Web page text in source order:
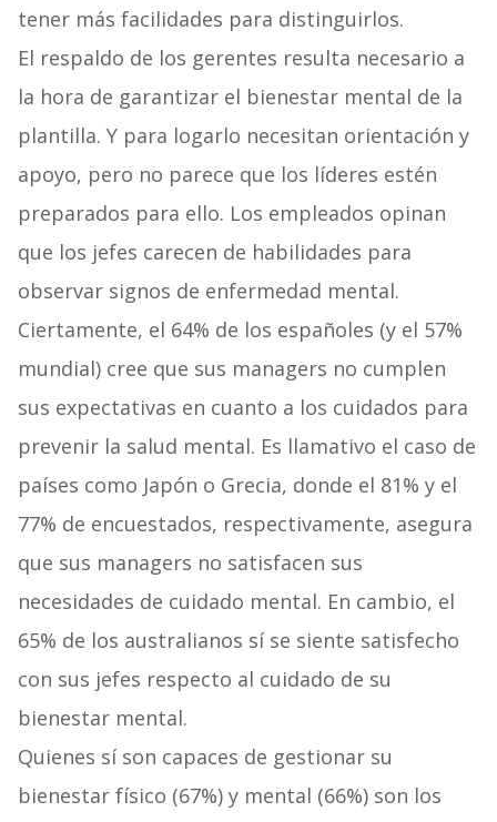
tener más facilidades para distinguirlos.
El respaldo de los gerentes resulta necesario a
la hora de garantizar el bienestar mental de la
plantilla. Y para logarlo necesitan orientación y
apoyo, pero no parece que los líderes estén
preparados para ello. Los empleados opinan
que los jefes carecen de habilidades para
observar signos de enfermedad mental.
Ciertamente, el 64% de los españoles (y el 57%
mundial) cree que sus managers no cumplen
sus expectativas en cuanto a los cuidados para
prevenir la salud mental. Es llamativo el caso de
países como Japón o Grecia, donde el 81% y el
77% de encuestados, respectivamente, asegura
que sus managers no satisfacen sus
necesidades de cuidado mental. En cambio, el
65% de los australianos sí se siente satisfecho
con sus jefes respecto al cuidado de su
bienestar mental.
Quienes sí son capaces de gestionar su
bienestar físico (67%) y mental (66%) son los